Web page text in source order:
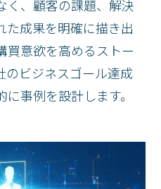
く、顧客の課題、解決
た成果を明確に描き出
買意欲を高めるストー
のビジネスゴール達成
事例を設計します。